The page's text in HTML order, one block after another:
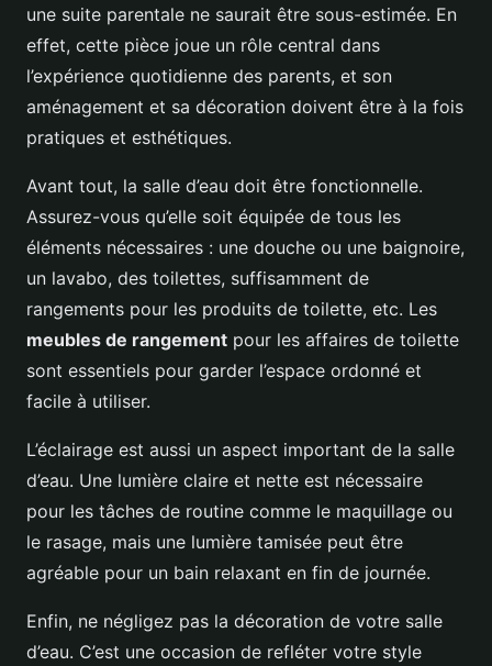
une suite parentale ne saurait être sous-estimée. En
effet, cette pièce joue un rôle central dans
l’expérience quotidienne des parents, et son
aménagement et sa décoration doivent être à la fois
pratiques et esthétiques.
Avant tout, la salle d’eau doit être fonctionnelle.
Assurez-vous qu’elle soit équipée de tous les
éléments nécessaires : une douche ou une baignoire,
un lavabo, des toilettes, suffisamment de
rangements pour les produits de toilette, etc. Les
meubles de rangement pour les affaires de toilette
sont essentiels pour garder l’espace ordonné et
facile à utiliser.
L’éclairage est aussi un aspect important de la salle
d’eau. Une lumière claire et nette est nécessaire
pour les tâches de routine comme le maquillage ou
le rasage, mais une lumière tamisée peut être
agréable pour un bain relaxant en fin de journée.
Enfin, ne négligez pas la décoration de votre salle
d’eau. C’est une occasion de refléter votre style